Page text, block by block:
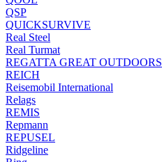
QSP
QUICKSURVIVE
Real Steel
Real Turmat
REGATTA GREAT OUTDOORS
REICH
Reisemobil International
Relags
REMIS
Repmann
REPUSEL
Ridgeline